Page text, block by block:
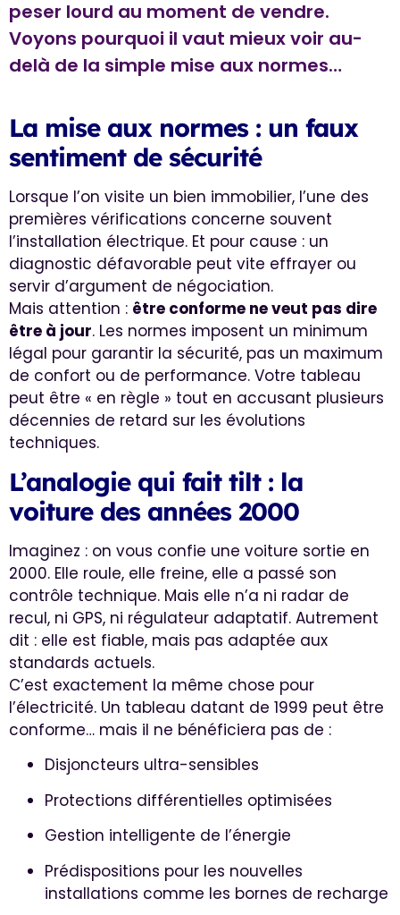
peser lourd au moment de vendre.
Voyons pourquoi il vaut mieux voir au-
delà de la simple mise aux normes…
La mise aux normes : un faux
sentiment de sécurité
Lorsque l’on visite un bien immobilier, l’une des
premières vérifications concerne souvent
l’installation électrique. Et pour cause : un
diagnostic défavorable peut vite effrayer ou
servir d’argument de négociation.
Mais attention : être conforme ne veut pas dire
être à jour. Les normes imposent un minimum
légal pour garantir la sécurité, pas un maximum
de confort ou de performance. Votre tableau
peut être « en règle » tout en accusant plusieurs
décennies de retard sur les évolutions
techniques.
L’analogie qui fait tilt : la
voiture des années 2000
Imaginez : on vous confie une voiture sortie en
2000. Elle roule, elle freine, elle a passé son
contrôle technique. Mais elle n’a ni radar de
recul, ni GPS, ni régulateur adaptatif. Autrement
dit : elle est fiable, mais pas adaptée aux
standards actuels.
C’est exactement la même chose pour
l’électricité. Un tableau datant de 1999 peut être
conforme… mais il ne bénéficiera pas de :
Disjoncteurs ultra-sensibles
Protections différentielles optimisées
Gestion intelligente de l’énergie
Prédispositions pour les nouvelles
installations comme les bornes de recharge